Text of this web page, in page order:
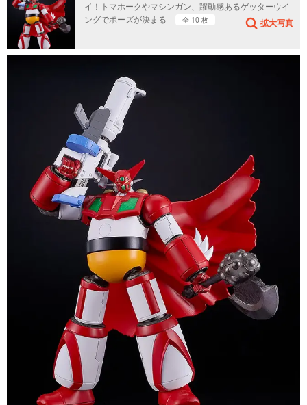
イ！トマホークやマシンガン、躍動感あるゲッターウイ
ングでポーズが決まる
全 10 枚 拡大写真